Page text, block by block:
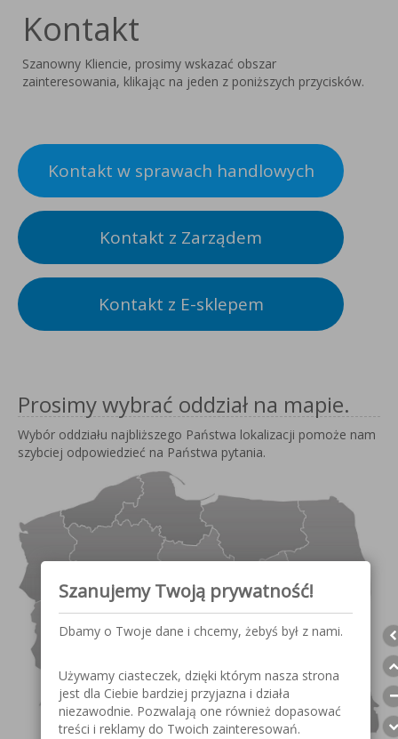
Kontakt
Szanowny Kliencie, prosimy wskazać obszar
zainteresowania, klikając na jeden z poniższych przycisków.
Kontakt w sprawach handlowych
Kontakt z Zarządem
Kontakt z E-sklepem
Prosimy wybrać oddział na mapie.
Wybór oddziału najbliższego Państwa lokalizacji pomoże nam
szybciej odpowiedzieć na Państwa pytania.
Szanujemy Twoją prywatność!
Dbamy o Twoje dane i chcemy, żebyś był z nami.
Używamy ciasteczek, dzięki którym nasza strona
jest dla Ciebie bardziej przyjazna i działa
niezawodnie. Pozwalają one również dopasować
treści i reklamy do Twoich zainteresowań.